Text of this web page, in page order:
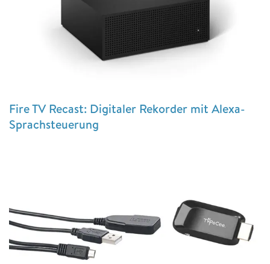
Fire TV Recast: Digitaler Rekorder mit Alexa-
Sprachsteuerung